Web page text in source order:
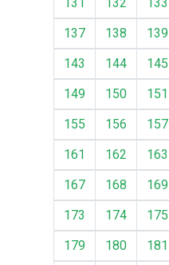
137
138 139
143
144 145
149
150 151
155
156 157
161
162 163
167
168 169
173
174 175
179
180 181